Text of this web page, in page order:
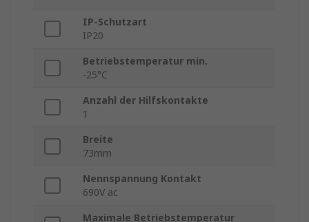
IP-Schutzart
IP20
Betriebstemperatur min.
-25°C
Anzahl der Hilfskontakte
1
Breite
73mm
Nennspannung Kontakt
690V ac
Maximale Betriebstemperatur